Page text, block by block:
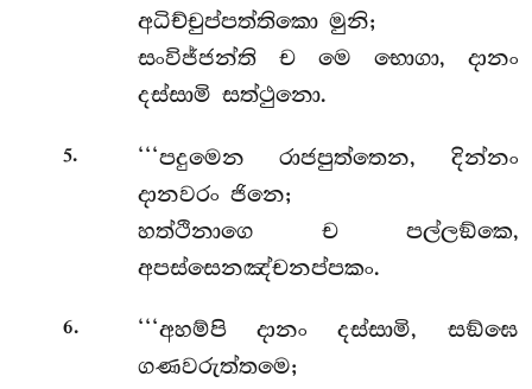
අධිච්චුප්පත්තිකො මුනි;
සංවිජ්ජන්ති ච මෙ භොගා, දානං
දස්සාමි සත්ථුනො.
5.
‘‘‘පදුමෙන රාජපුත්තෙන, දින්නං
දානවරං ජිනෙ;
හත්ථිනාගෙ ච පල්ලඞ්කෙ,
අපස්සෙනඤ්චනප්පකං.
6.
‘‘‘අහම්පි දානං දස්සාමි, සඞ්ඝෙ
ගණවරුත්තමෙ;